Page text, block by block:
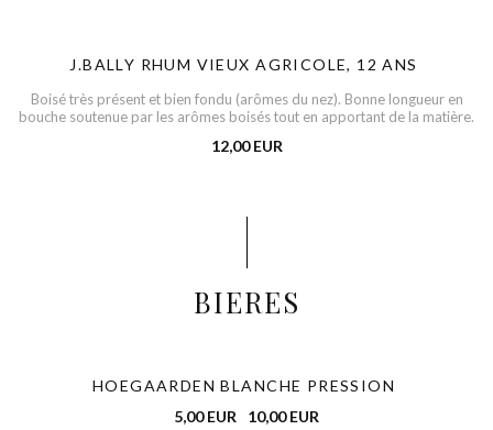
J.BALLY RHUM VIEUX AGRICOLE, 12 ANS
Boisé très présent et bien fondu (arômes du nez). Bonne longueur en
bouche soutenue par les arômes boisés tout en apportant de la matière.
12,00 EUR
BIERES
HOEGAARDEN BLANCHE PRESSION
5,00 EUR
10,00 EUR